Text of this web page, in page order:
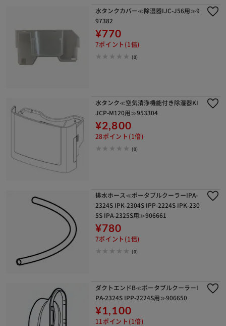
水タンクカバー≪除湿器IJC-J56用≫9
97382
¥770
7ポイント(1倍)
(0)
水タンク≪空気清浄機能付き除湿器KI
JCP-M120用≫953304
¥2,800
28ポイント(1倍)
(0)
排水ホース≪ポータブルクーラーIPA-
2324S IPK-2304S IPP-2224S IPK-230
5S IPA-2325S用≫906661
¥780
7ポイント(1倍)
(0)
ダクトエンドB≪ポータブルクーラーI
PA-2324S IPP-2224S用≫906650
¥1,100
11ポイント(1倍)